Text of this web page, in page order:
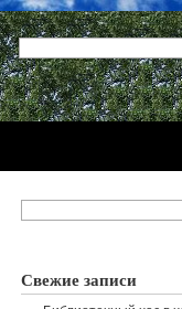
Свежие записи